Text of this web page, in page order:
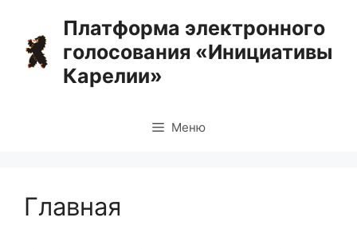
содержимому
Платформа электронного
голосования «Инициативы
Карелии»
Меню
Главная